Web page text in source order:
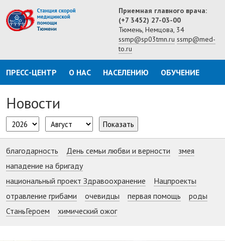
Приемная главного врача:
(+7 3452) 27-03-00
Тюмень, Немцова, 34
ssmp@sp03tmn.ru ssmp@med-
to.ru
ПРЕСС-ЦЕНТР О НАС НАСЕЛЕНИЮ ОБУЧЕНИЕ
Новости
Показать
благодарность День семьи любви и верности
змея
нападение на бригаду
национальный проект Здравоохранение
Нацпроекты
отравление грибами
очевидцы первая помощь
роды
СтаньГероем
химический ожог